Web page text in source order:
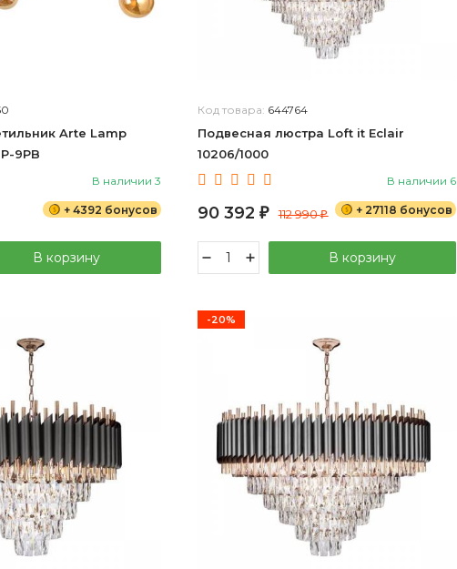
Arte Lamp
9PB
В наличии 3
+ 4392 бонусов
В корзину
Код товара: 644764
Подвесная люстра Loft it Eclair
10206/1000
В наличии 6
90 392 ₽ 112 990₽ + 27118 бонусов
В корзину
-20%